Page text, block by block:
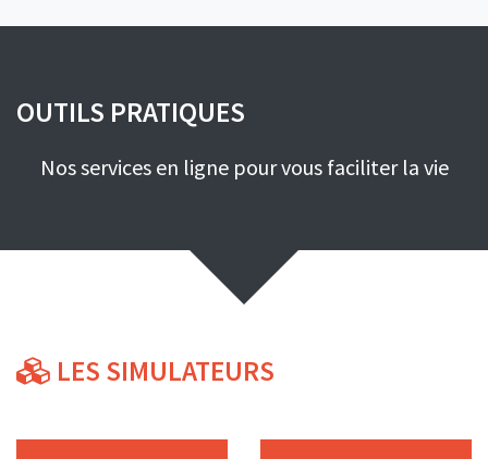
OUTILS PRATIQUES
Nos services en ligne pour vous faciliter la vie
LES SIMULATEURS